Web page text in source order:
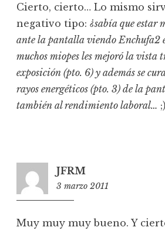
Cierto, cierto… Lo mismo
negativo tipo: ¿sabía que estar
ante la pantalla viendo Enchufa2
muchos miopes les mejoró la vista
exposición (pto. 6) y además se
rayos energéticos (pto. 3) de la
también al rendimiento laboral…
JFRM
3 marzo 2011
Muy muy muy bueno. Y